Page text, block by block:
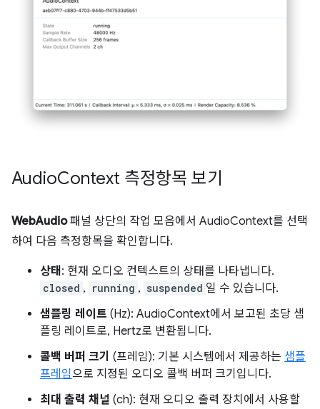
AudioContext 측정항목 보기
WebAudio패널 상단의 작업 모음에서 AudioContext를 선택
하여 다음 측정항목을 확인합니다.
상태 : 현재 오디오 컨텍스트의 상태를 나타냅니다.
closed , running , suspended 일 수 있습니다.
샘플링 레이트 (Hz): AudioContext에서 보고된 초당 샘
플링 레이트로, Hertz로 변환됩니다.
콜백 버퍼 크기 (프레임): 기본 시스템에서 제공하는 샘플
프레임으로 지정된 오디오 콜백 버퍼 크기입니다.
최대 출력 채널 (ch): 현재 오디오 출력 장치에서 사용할